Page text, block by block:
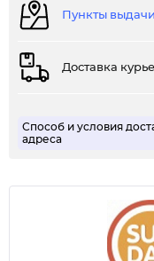
Пункты
Доставка
Способ и условия
адреса